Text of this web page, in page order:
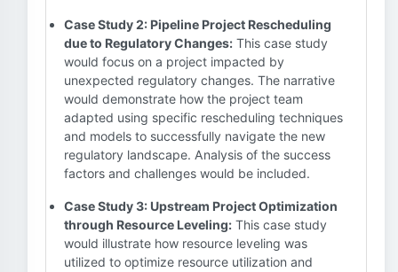
Case Study 2: Pipeline Project Rescheduling
due to Regulatory Changes: This case study
would focus on a project impacted by
unexpected regulatory changes. The narrative
would demonstrate how the project team
adapted using specific rescheduling techniques
and models to successfully navigate the new
regulatory landscape. Analysis of the success
factors and challenges would be included.
Case Study 3: Upstream Project Optimization
through Resource Leveling: This case study
would illustrate how resource leveling was
utilized to optimize resource utilization and